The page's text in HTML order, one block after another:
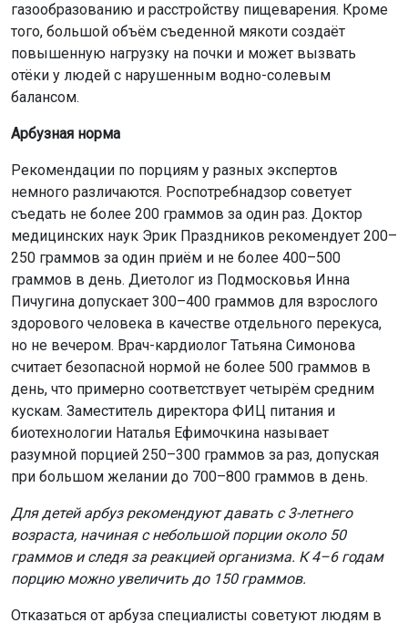
газообразованию и расстройству пищеварения. Кроме
того, большой объём съеденной мякоти создаёт
повышенную нагрузку на почки и может вызвать
отёки у людей с нарушенным водно-солевым
балансом.
Арбузная норма
Рекомендации по порциям у разных экспертов
немного различаются. Роспотребнадзор советует
съедать не более 200 граммов за один раз. Доктор
медицинских наук Эрик Праздников рекомендует 200–
250 граммов за один приём и не более 400–500
граммов в день. Диетолог из Подмосковья Инна
Пичугина допускает 300–400 граммов для взрослого
здорового человека в качестве отдельного перекуса,
но не вечером. Врач-кардиолог Татьяна Симонова
считает безопасной нормой не более 500 граммов в
день, что примерно соответствует четырём средним
кускам. Заместитель директора ФИЦ питания и
биотехнологии Наталья Ефимочкина называет
разумной порцией 250–300 граммов за раз, допуская
при большом желании до 700–800 граммов в день.
Для детей арбуз рекомендуют давать с 3-летнего
возраста, начиная с небольшой порции около 50
граммов и следя за реакцией организма. К 4–6 годам
порцию можно увеличить до 150 граммов.
Отказаться от арбуза специалисты советуют людям в